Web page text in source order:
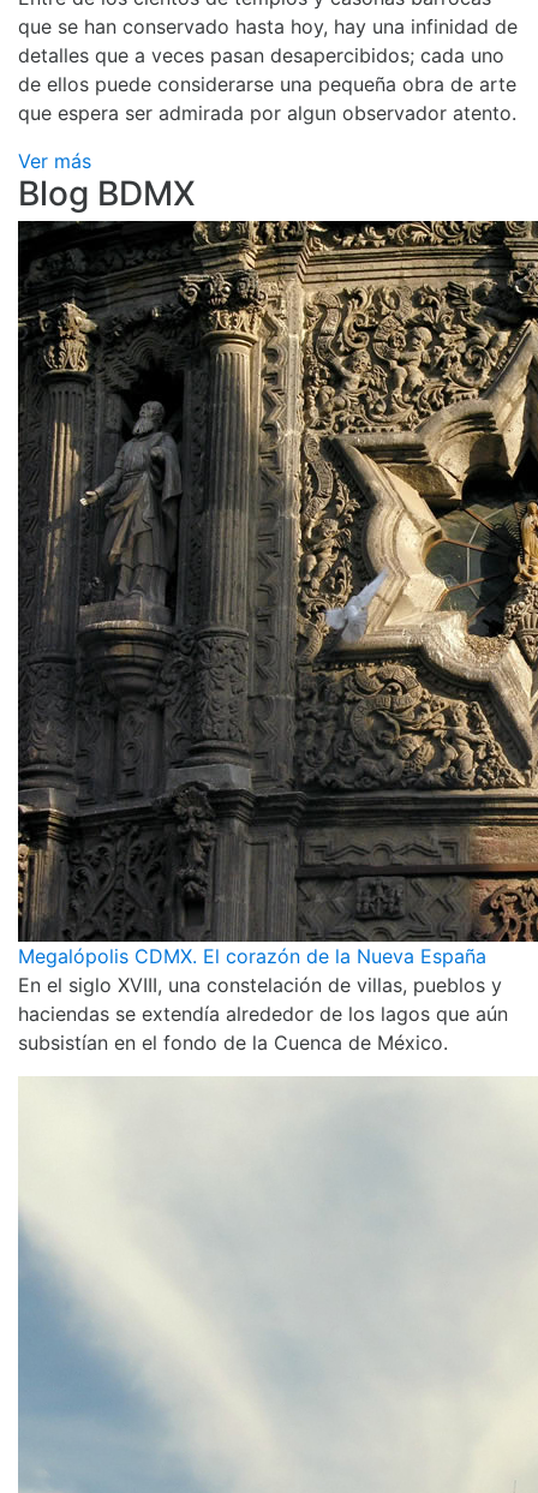
que se han conservado hasta hoy, hay una infinidad de
detalles que a veces pasan desapercibidos; cada uno
de ellos puede considerarse una pequeña obra de arte
que espera ser admirada por algun observador atento.
Ver más
Blog BDMX
Megalópolis CDMX. El corazón de la Nueva España
En el siglo XVIII, una constelación de villas, pueblos y
haciendas se extendía alrededor de los lagos que aún
subsistían en el fondo de la Cuenca de México.